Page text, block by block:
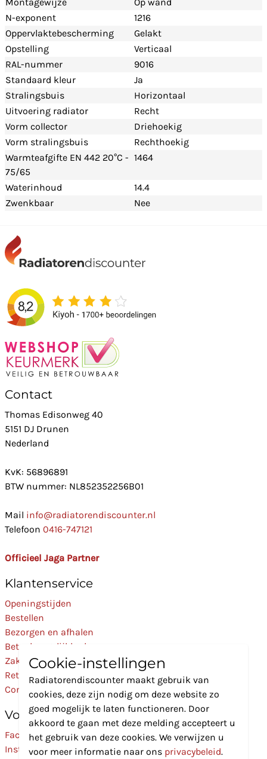
N-exponent
1216
Oppervlaktebescherming
Gelakt
Opstelling
Verticaal
RAL-nummer
9016
Standaard kleur
Ja
Stralingsbuis
Horizontaal
Uitvoering radiator
Recht
Vorm collector
Driehoekig
Vorm stralingsbuis
Rechthoekig
Warmteafgifte EN 442 20°C -
75/65
1464
Waterinhoud
14.4
Zwenkbaar
Nee
Contact
Thomas Edisonweg 40
5151 DJ Drunen
Nederland
KvK: 56896891
BTW nummer: NL852352256B01
Mail info@radiatorendiscounter.nl
Telefoon 0416-747121
Officieel Jaga Partner
Klantenservice
Openingstijden
Bestellen
Bezorgen en afhalen
Betaalmogelijkheden
Zakelijk
Retourneren
Contact
Volg Ons
Facebook
Instagram
Cookie-instellingen
Radiatorendiscounter maakt gebruik van
cookies, deze zijn nodig om deze website zo
goed mogelijk te laten functioneren. Door
akkoord te gaan met deze melding accepteert u
het gebruik van deze cookies. We verwijzen u
voor meer informatie naar ons privacybeleid.